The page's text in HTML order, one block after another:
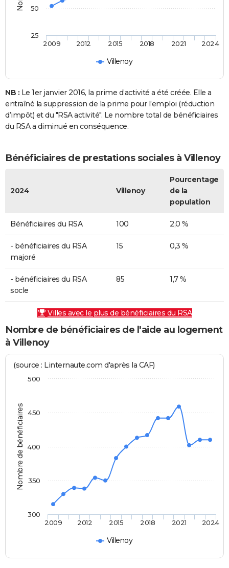
Villenoy
2009 2012 2015 2018 2021 2024
25
50
NB : Le 1er janvier 2016, la prime d’activité a été créée. Elle a
entraîné la suppression de la prime pour l’emploi (réduction
d’impôt) et du "RSA activité". Le nombre total de bénéficiaires
du RSA a diminué en conséquence.
Bénéficiaires de prestations sociales à Villenoy
2024 Villenoy
Pourcentage
de la
population
Bénéficiaires du RSA 100 2,0 %
- bénéficiaires du RSA
majoré
15 0,3 %
- bénéficiaires du RSA
socle
85 1,7 %
Villes avec le plus de bénéficiaires du RSA
Nombre de bénéficiaires de l'aide au logement
à Villenoy
Nombre de bénéficiaires
(source : Linternaute.com d'après la CAF)
Villenoy
2009 2012 2015 2018 2021 2024
300
350
400
450
500